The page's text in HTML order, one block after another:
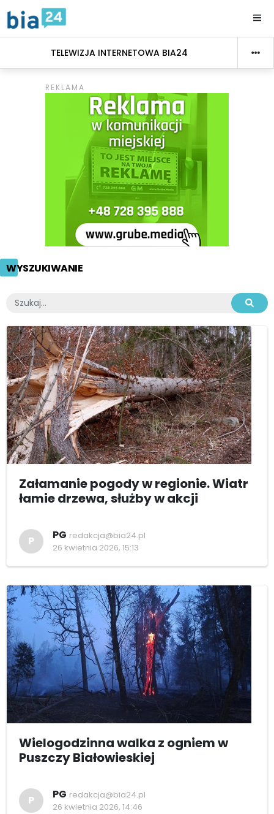
TELEWIZJA INTERNETOWA BIA24
WYSZUKIWANIE
Załamanie pogody w regionie. Wiatr
łamie drzewa, służby w akcji
P PG redakcja@bia24.pl
26 kwietnia 2026, 15:13
Wielogodzinna walka z ogniem w
Puszczy Białowieskiej
P PG redakcja@bia24.pl
26 kwietnia 2026, 14:46